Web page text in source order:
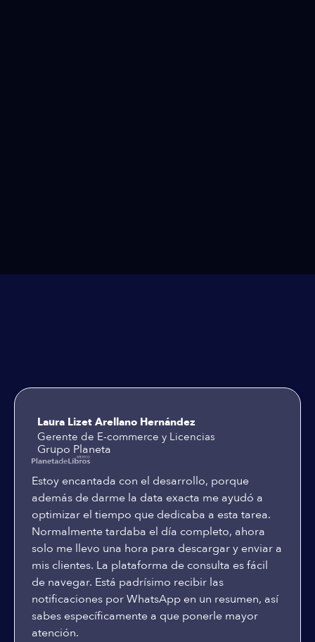
Laura Lizet Arellano Hernández
Gerente de E-commerce y Licencias
Grupo Planeta
Estoy encantada con el desarrollo, porque
además de darme la data exacta me ayudó a
optimizar el tiempo que dedicaba a esta tarea.
Normalmente tardaba el día completo, ahora
solo me llevo una hora para descargar y enviar a
mis clientes. La plataforma de consulta es fácil
de navegar. Está padrísimo recibir las
notificaciones por WhatsApp en un resumen, así
sabes específicamente a que ponerle mayor
atención.